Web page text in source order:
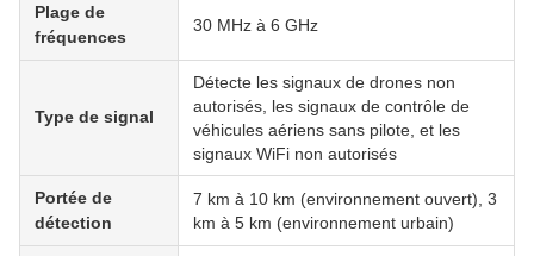
Plage de
fréquences
30 MHz à 6 GHz
Type de signal
Détecte les signaux de drones non
autorisés, les signaux de contrôle de
véhicules aériens sans pilote, et les
signaux WiFi non autorisés
Portée de
détection
7 km à 10 km (environnement ouvert), 3
km à 5 km (environnement urbain)